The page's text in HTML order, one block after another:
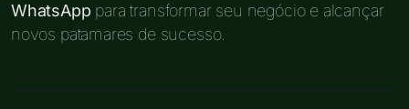
WhatsApp para transformar seu negócio e alcançar
novos patamares de sucesso.